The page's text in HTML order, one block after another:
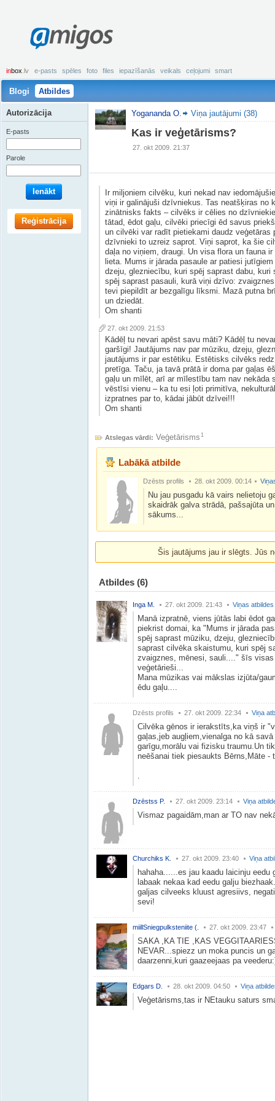
amigos
inbox .lv e-pasts spēles foto files iepazīšanās veikals ceļojumi smart
Blogi Atbildes
Yogananda O. Viņa jautājumi (38)
Kas ir veģetārisms?
27. okt 2009. 21:37
Ir miljoniem cilvēku, kuri nekad nav
viņi ir galinājuši dzīvniekus. Tas neatšķiras no
zinātnisks fakts – cilvēks ir cēlies no
tātad, ēdot gaļu, cilvēki priecīgi ēd savus
un cilvēki var radīt pietiekami daudz veģetāras
dzīvnieki to uzreiz saprot. Viņi saprot, ka šie
daļa no viņiem, draugi. Un visa flora un fauna
lieta. Mums ir jārada pasaule ar patiesi
dzeju, glezniecību, kuri spēj saprast dabu,
spēj saprast pasauli, kurā viņi dzīvo:
tevi piepildīt ar bezgalīgu līksmi. Mazā putna
un dziedāt.
Om shanti
27. okt 2009. 21:53
Kādēļ tu nevari apēst savu māti? Kādēļ tu
garšīgi! Jautājums nav par mūziku, dzeju,
jautājums ir par estētiku. Estētisks cilvēks
pretīga. Taču, ja tavā prātā ir doma par gaļas
gaļu un mīlēt, arī ar mīlestību tam nav nekāda
vēstīsi vienu – ka tu esi ļoti primitīva,
izpratnes par to, kādai jābūt dzīvei!!!
Om shanti
Atslegas vārdi: Veģetārisms 1
Labākā atbilde
Dzēsts profils 28. okt 2009. 00:14
Nu jau pusgadu kā vairs nelietoju
skaidrāk galva strādā, pašsajūta
sākums...
Šis jautājums jau ir slēgts. Jūs
Atbildes (6)
Inga M. 27. okt 2009. 21:43 Viņas atbildes
Manā izpratnē, viens jūtās labi ēdot
piekrist domai, ka "Mums ir jārada
spēj saprast mūziku, dzeju,
saprast cilvēka skaistumu, kuri spēj
zvaigznes, mēnesi, sauli...." šīs
veģetārieši...
Mana mūzikas vai mākslas izjūta/
ēdu gaļu....
Dzēsts profils 27. okt 2009. 22:34 Viņa
Cilvēka gēnos ir ierakstīts,ka viņš ir
gaļas,jeb augļiem,vienalga no kā
garīgu,morālu vai fizisku traumu.Un
neēšanai tiek piesaukts Bērns,Māte
.
Dzēstss P. 27. okt 2009. 23:14 Viņa
Vismaz pagaidām,man ar TO nav
Churchiks K. 27. okt 2009. 23:40 Viņa
hahaha......es jau kaadu laicinju
labaak nekaa kad eedu galju
galjas cilveeks kluust agresiivs,
sevi!
miillSniegpulksteniite (. 27. okt 2009. 23:47
SAKA ,KA TIE ,KAS
NEVAR...spiezz un moka puncis un
daarzenni,kuri gaazeejaas pa
Edgars D. 28. okt 2009. 04:50 Viņa
Veģetārisms,tas ir NEtauku saturs
Autorizācija
E-pasts
Parole
Ienākt
Reģistrācija